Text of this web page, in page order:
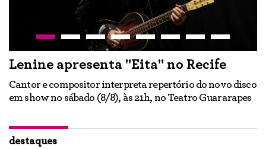
Lenine apresenta "Eita" no Recife
Cantor e compositor interpreta repertório do novo disco
em show no sábado (8/8), às 21h, no Teatro Guararapes
destaques